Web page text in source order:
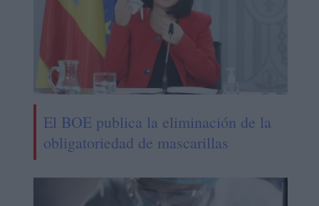
El BOE publica la eliminación de la
obligatoriedad de mascarillas